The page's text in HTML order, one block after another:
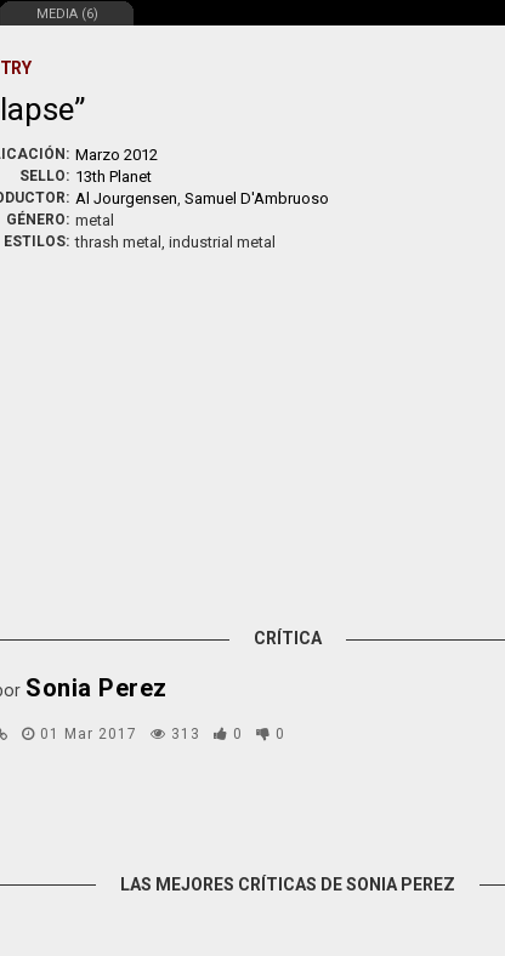
MEDIA (6)
Marzo 2012
SELLO: 13th Planet
Al Jourgensen,Samuel D'Ambruoso
GÉNERO: metal
ESTILOS: thrash metal, industrial metal
CRÍTICA
Sonia Perez
01 Mar 2017 313 0 0
LAS MEJORES CRÍTICAS DE SONIA PEREZ